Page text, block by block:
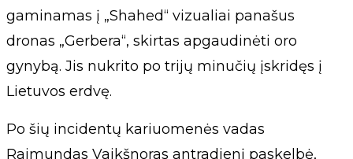
gaminamas į „Shahed“ vizualiai panašus
dronas „Gerbera“, skirtas apgaudinėti oro
gynybą. Jis nukrito po trijų minučių įskridęs į
Lietuvos erdvę.
Po šių incidentų kariuomenės vadas
Raimundas Vaikšnoras antradienį paskelbė,